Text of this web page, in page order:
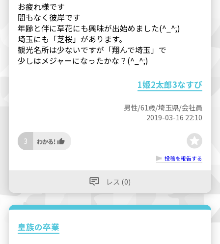
お疲れ様です
間もなく彼岸です
年齢と伴に草花にも興味が出始めました(^_^;)
埼玉にも「芝桜」があります。
観光名所は少ないですが「翔んで埼玉」で
少しはメジャーになったかな？(^_^;)
1姫2太郎3なすび
男性/61歳/埼玉県/会社員
2019-03-16 22:10
3
投稿を報告する
レス (0)
皇族の卒業